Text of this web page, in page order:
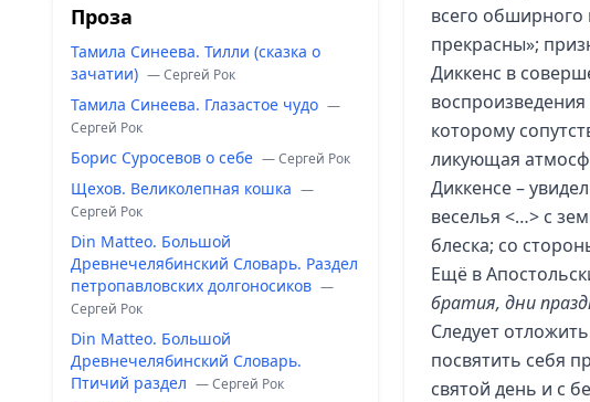
Проза
Тамила Синеева. Тилли (сказка о
зачатии) — Сергей Рок
Тамила Синеева. Глазастое чудо —
Сергей Рок
Борис Суросевов о себе — Сергей Рок
Щехов. Великолепная кошка —
Сергей Рок
Din Matteo. Большой
Древнечелябинский Словарь. Раздел
петропавловских долгоносиков —
Сергей Рок
Din Matteo. Большой
Древнечелябинский Словарь.
Птичий раздел — Сергей Рок
всего обширного
прекрасны»;
Диккенс в
которому
ликующая
Диккенсе –
веселья <…> с
блеска; со
Ещё в
братия, дни
Следует
посвятить себя
святой день и с